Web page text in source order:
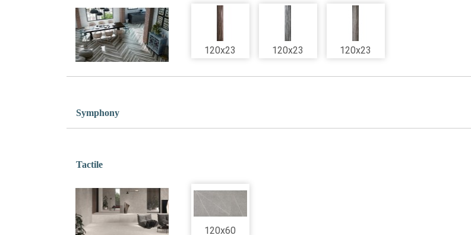
120x23 120x23 120x23
Symphony
Tactile
120x60